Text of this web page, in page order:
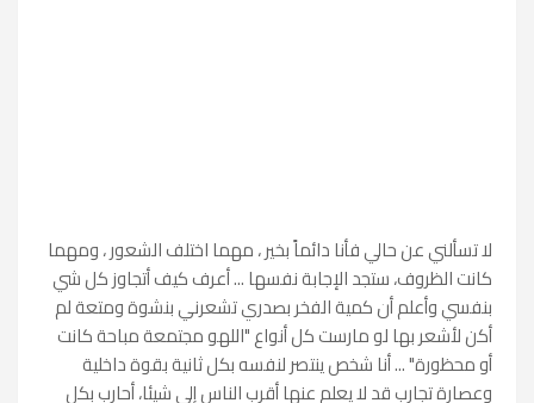
لا تسألني عن حالي فأنا دائماً بخير ، مهما اختلف الشعور ، ومهما
كانت الظروف، ستجد الإجابة نفسها ... أعرف كيف أتجاوز كل شي
بنفسي وأعلم أن كمية الفخر بصدري تشعرني بنشوة ومتعة لم
أكن لأشعر بها لو مارست كل أنواع "اللهو مجتمعة مباحة كانت
أو محظورة" ... أنا شخص ينتصر لنفسه بكل ثانية بقوة داخلية
وعصارة تجارب قد لا يعلم عنها أقرب الناس إلي شيئا، أحارب بكل